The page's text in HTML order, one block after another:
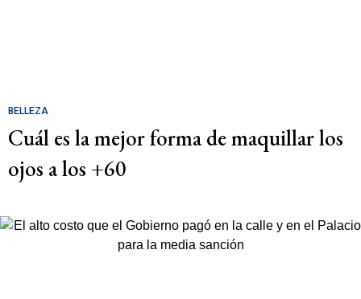
BELLEZA
Cuál es la mejor forma de maquillar los
ojos a los +60